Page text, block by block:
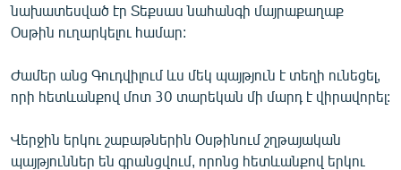
ԲԱՆԱՎԵՃ
ՁԳՏԵԼՈՎ ԼԱՎԱԳՈՒՅՆԻՆ
ՓՈԴՔԱՍԹ
English
նախատեսված էր Տեքսաս նահանգի մայրաքաղաք
Օսթին ուղարկելու համար:
Ժամեր անց Գուդվիլում ևս մեկ պայթյուն է տեղի ունեցել,
որի հետևանքով մոտ 30 տարեկան մի մարդ է վիրավորել:
Վերջին երկու շաբաթներին Օսթինում շղթայական
պայթյուններ են գրանցվում, որոնց հետևանքով երկու